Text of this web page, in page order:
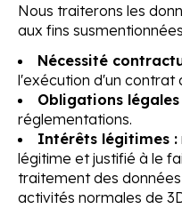
Nous traiterons les
aux fins
Nécessité
l'exécution d'un contrat
Obligations légales
réglementations.
Intérêts légitimes :
légitime et justifié à le
traitement des
activités normales de